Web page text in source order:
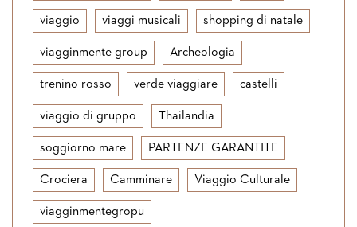
viaggio viaggi musicali shopping di natale
viagginmente group Archeologia
trenino rosso verde viaggiare castelli
viaggio di gruppo Thailandia
soggiorno mare PARTENZE GARANTITE
Crociera Camminare Viaggio Culturale
viagginmentegropu